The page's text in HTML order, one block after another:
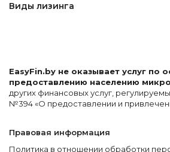
Виды лизинга
EasyFin.by не оказывает услуг по
предоставлению населению
других финансовых услуг,
№394 «О предоставлении и
Правовая информация
Политика в отношении обработки